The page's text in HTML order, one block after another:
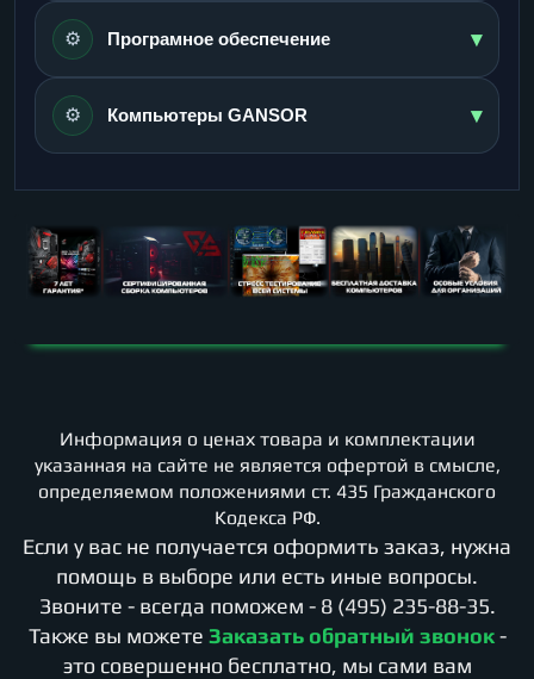
⚙️ Програмное обеспечение ▾
⚙️ Компьютеры GANSOR ▾
Информация о ценах товара и комплектации
указанная на сайте не является офертой в смысле,
определяемом положениями ст. 435 Гражданского
Кодекса РФ.
Если у вас не получается оформить заказ, нужна
помощь в выборе или есть иные вопросы.
Звоните - всегда поможем - 8 (495) 235-88-35.
Также вы можете Заказать обратный звонок -
это совершенно бесплатно, мы сами вам